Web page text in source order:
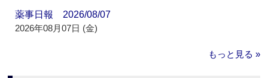
薬事日報 2026/08/07
2026年08月07日 (金)
もっと見る »